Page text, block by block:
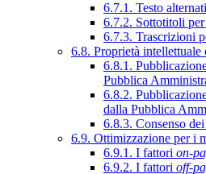
6.7.1. Testo
6.7.2. Sottotitoli
6.7.3. Trascrizioni
6.8. Proprietà intellettuale
6.8.1.
Pubblica
6.8.2.
dalla Pubblica
6.8.3. Consenso
6.9. Ottimizzazione per i
6.9.1. I fattori on-
6.9.2. I fattori off-